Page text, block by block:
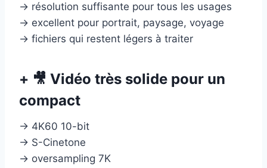
→ résolution suffisante pour tous les usages
→ excellent pour portrait, paysage, voyage
→ fichiers qui restent légers à traiter
+ 🎥 Vidéo très solide pour un
compact
→ 4K60 10-bit
→ S-Cinetone
→ oversampling 7K